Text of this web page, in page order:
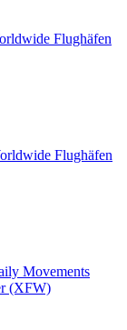
Flughäfen
Flughäfen
Movements
(XFW)